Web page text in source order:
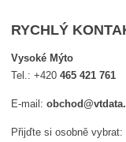
RYCHLÝ
Vysoké Mýto
Tel.:+420465 421 761
E-mail:
Přijďte si osobně vybrat: